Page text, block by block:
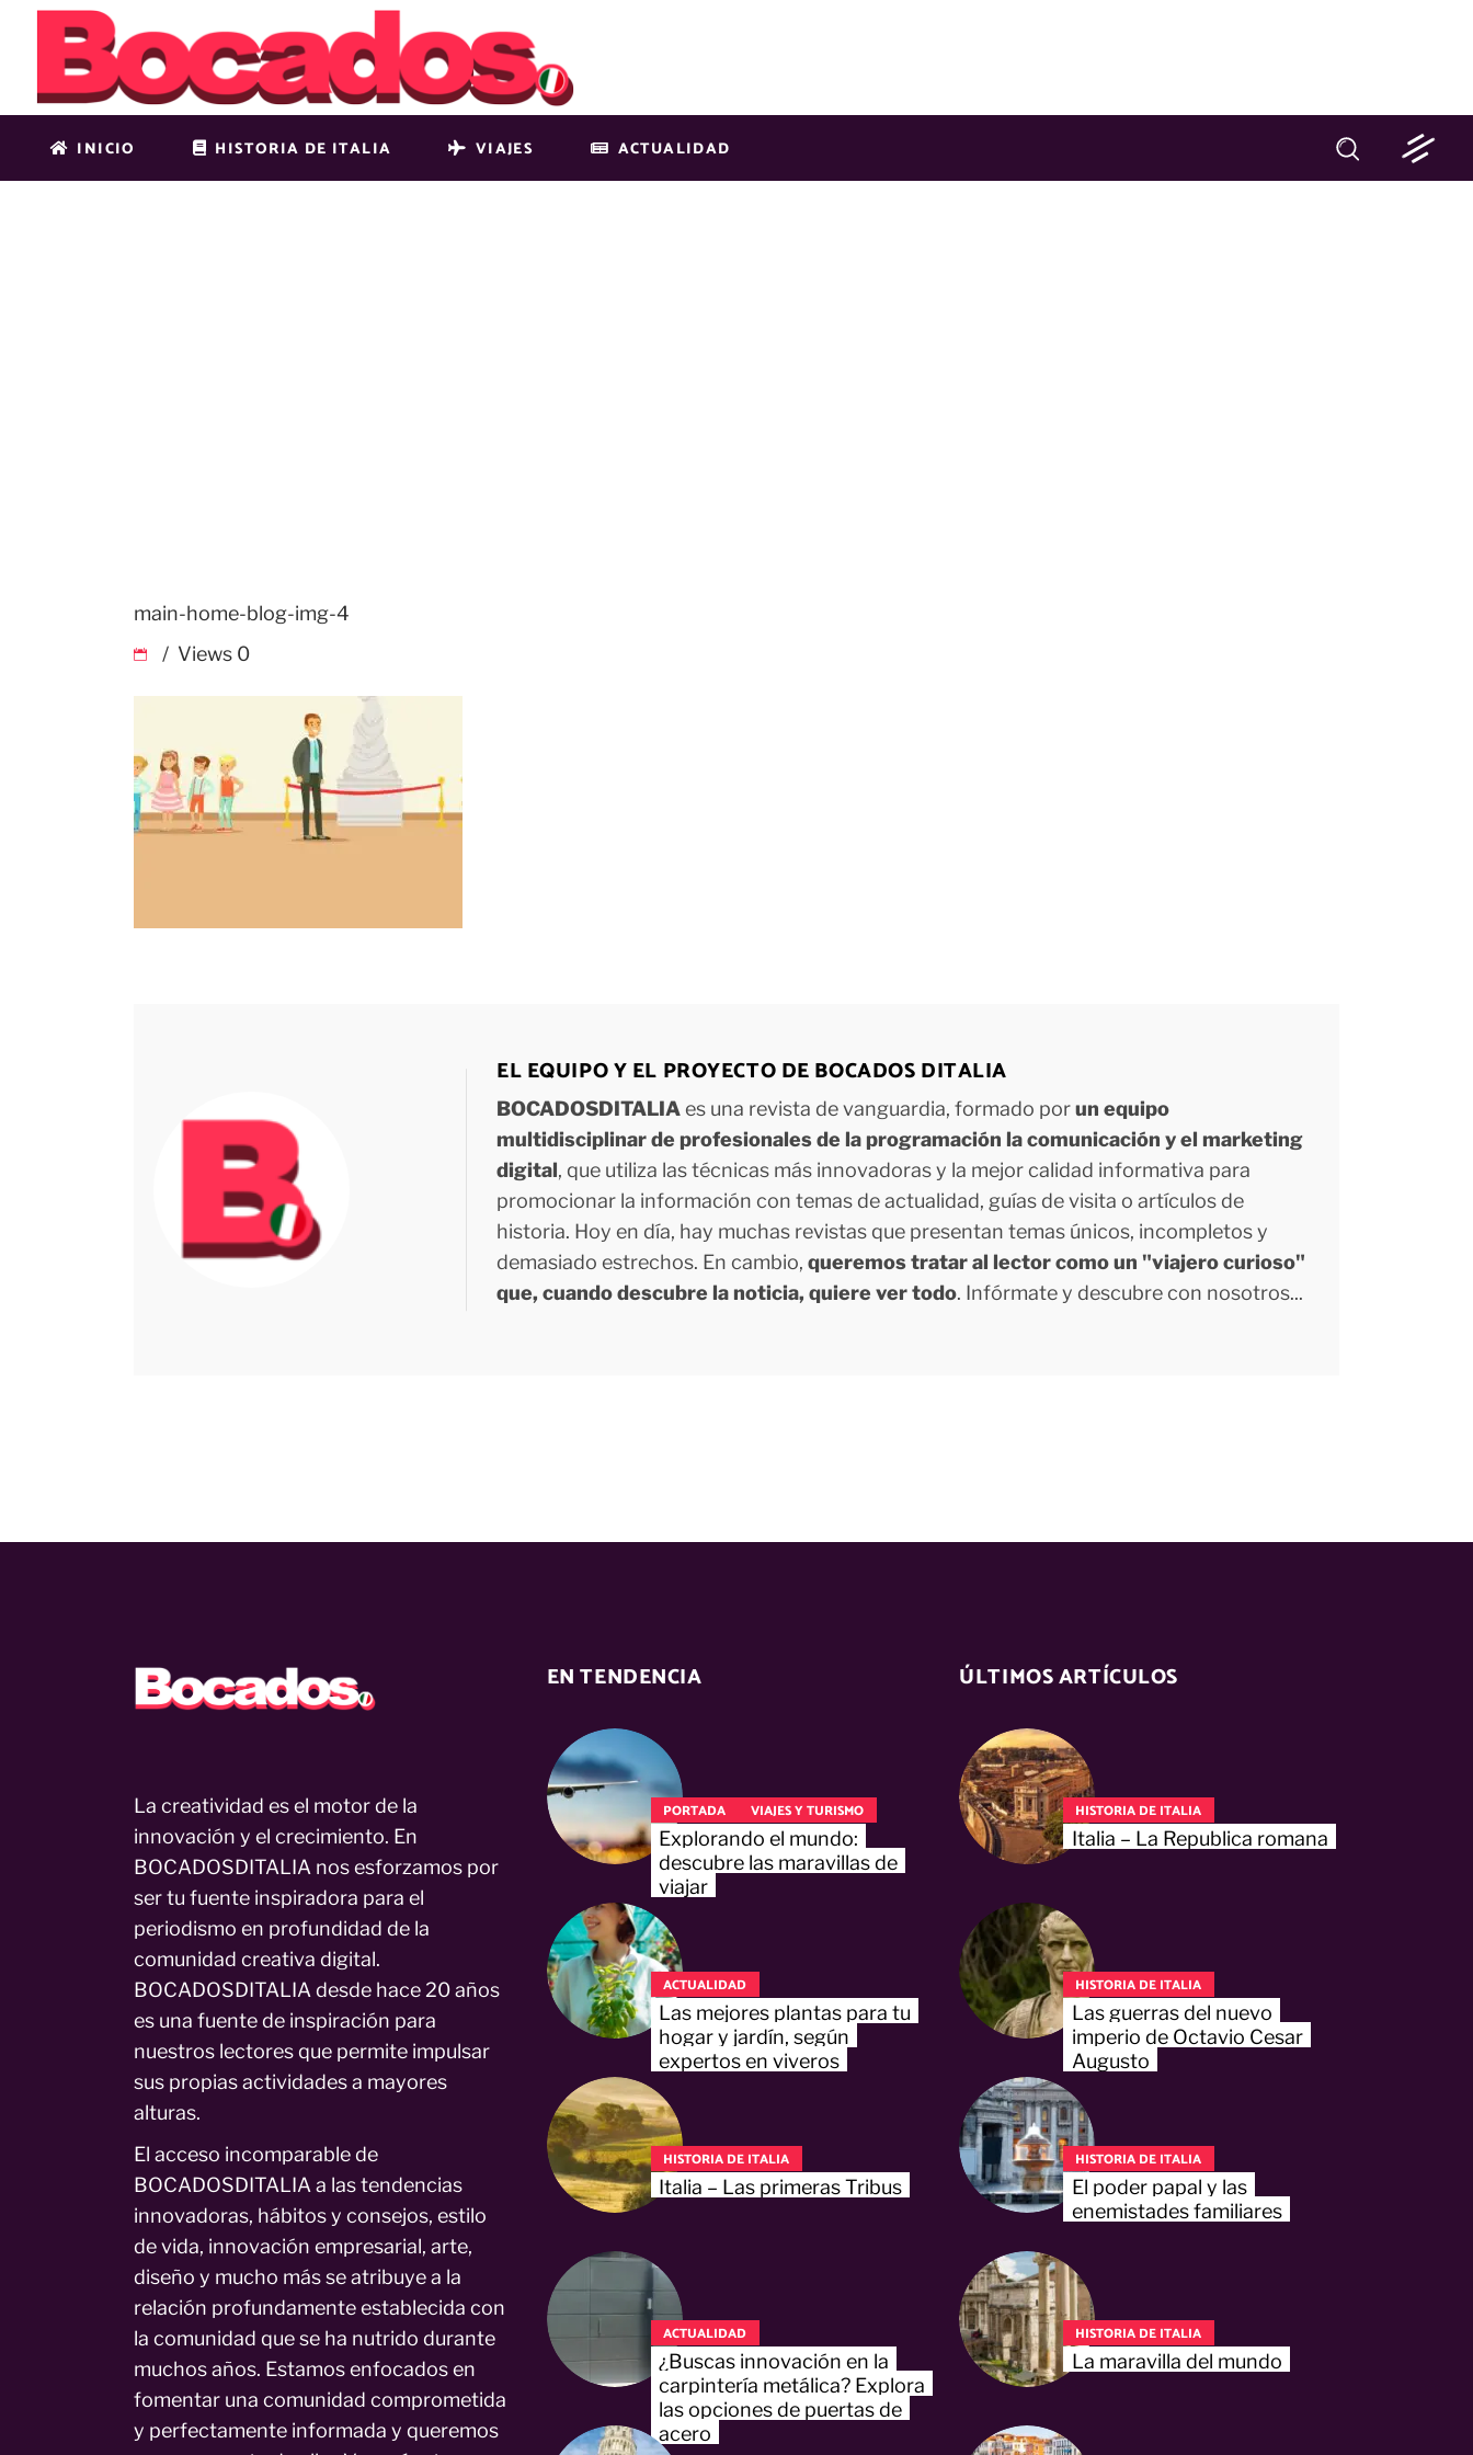
INICIO HISTORIA DE ITALIA VIAJES ACTUALIDAD
main-home-blog-img-4
Views 0
EL EQUIPO Y EL PROYECTO DE BOCADOS DITALIA
BOCADOSDITALIAes una revista de vanguardia, formado porun equipo
multidisciplinar de profesionales de la programación la comunicación y el marketing
digital, que utiliza las técnicas más innovadoras y la mejor calidad informativa para
promocionar la información con temas de actualidad, guías de visita o artículos de
historia. Hoy en día, hay muchas revistas que presentan temas únicos, incompletos y
demasiado estrechos. En cambio, queremos tratar al lector como un "viajero curioso"
que, cuando descubre la noticia, quiere ver todo. Infórmate y descubre con nosotros...
La creatividad es el motor de la
innovación y el crecimiento. En
BOCADOSDITALIA nos esforzamos por
ser tu fuente inspiradora para el
periodismo en profundidad de la
comunidad creativa digital.
BOCADOSDITALIA desde hace 20 años
es una fuente de inspiración para
nuestros lectores que permite impulsar
sus propias actividades a mayores
alturas.
El acceso incomparable de
BOCADOSDITALIA a las tendencias
innovadoras, hábitos y consejos, estilo
de vida, innovación empresarial, arte,
diseño y mucho más se atribuye a la
relación profundamente establecida con
la comunidad que se ha nutrido durante
muchos años. Estamos enfocados en
fomentar una comunidad comprometida
y perfectamente informada y queremos
EN TENDENCIA
PORTADA VIAJES Y TURISMO
Explorando el mundo:
descubre las maravillas de
viajar
ACTUALIDAD
Las mejores plantas para tu
hogar y jardín, según
expertos en viveros
HISTORIA DE ITALIA
Italia – Las primeras Tribus
ACTUALIDAD
¿Buscas innovación en la
carpintería metálica? Explora
las opciones de puertas de
acero
ÚLTIMOS ARTÍCULOS
HISTORIA DE ITALIA
Italia – La Republica romana
HISTORIA DE ITALIA
Las guerras del nuevo
imperio de Octavio Cesar
Augusto
HISTORIA DE ITALIA
El poder papal y las
enemistades familiares
HISTORIA DE ITALIA
La maravilla del mundo